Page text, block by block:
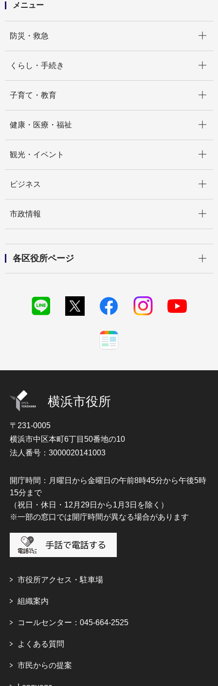
メニュー
防災・救急
くらし・手続き
子育て・教育
健康・医療・福祉
観光・イベント
ビジネス
市政情報
各区役所ページ
横浜市役所
〒231-0005
横浜市中区本町6丁目50番地の10
法人番号：3000020141003
開庁時間：月曜日から金曜日の午前8時45分から午後5時
15分まで
（祝日・休日・12月29日から1月3日を除く）
※一部の窓口では開庁時間が異なる場合があります
市役所アクセス・駐車場
組織案内
コールセンター：045-664-2525
よくある質問
市民からの提案